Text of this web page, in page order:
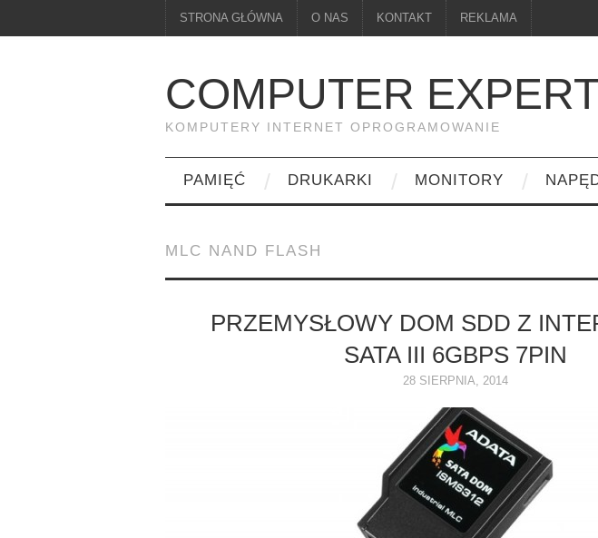
STRONA GŁÓWNA O NAS KONTAKT REKLAMA
COMPUTER
KOMPUTERY INTERNET OPROGRAMOWANIE
PAMIĘĆ DRUKARKI MONITORY
MLC NAND FLASH
PRZEMYSŁOWY DOM SDD Z
SATA III 6GBPS 7PIN
28 SIERPNIA, 2014